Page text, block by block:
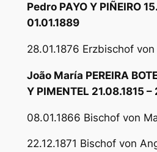
Pedro PAYO Y PIÑEIRO
01.01.1889
28.01.1876 Erzbischof
João María PEREIRA
Y PIMENTEL 21.08.1815 –
08.01.1866 Bischof von
22.12.1871 Bischof von